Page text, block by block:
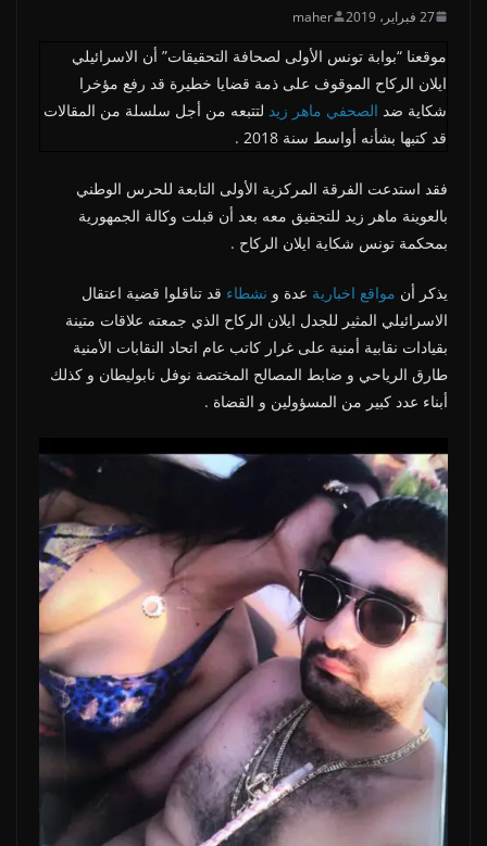
27 فبراير، 2019 maher
موقعنا “بوابة تونس الأولى لصحافة التحقيقات” أن الاسرائيلي
ايلان الركاح الموقوف على ذمة قضايا خطيرة قد رفع مؤخرا
شكاية ضد الصحفي ماهر زيد لتتبعه من أجل سلسلة من المقالات
قد كتبها بشأنه أواسط سنة 2018 .
فقد استدعت الفرقة المركزية الأولى التابعة للحرس الوطني
بالعوينة ماهر زيد للتجقيق معه بعد أن قبلت وكالة الجمهورية
بمحكمة تونس شكاية ايلان الركاح .
يذكر أن مواقع اخبارية عدة و نشطاء قد تناقلوا قضية اعتقال
الاسرائيلي المثير للجدل ايلان الركاح الذي جمعته علاقات متينة
بقيادات نقابية أمنية على غرار كاتب عام اتحاد النقابات الأمنية
طارق الرياحي و ضابط المصالح المختصة نوفل نابوليطان و كذلك
أبناء عدد كبير من المسؤولين و القضاة .